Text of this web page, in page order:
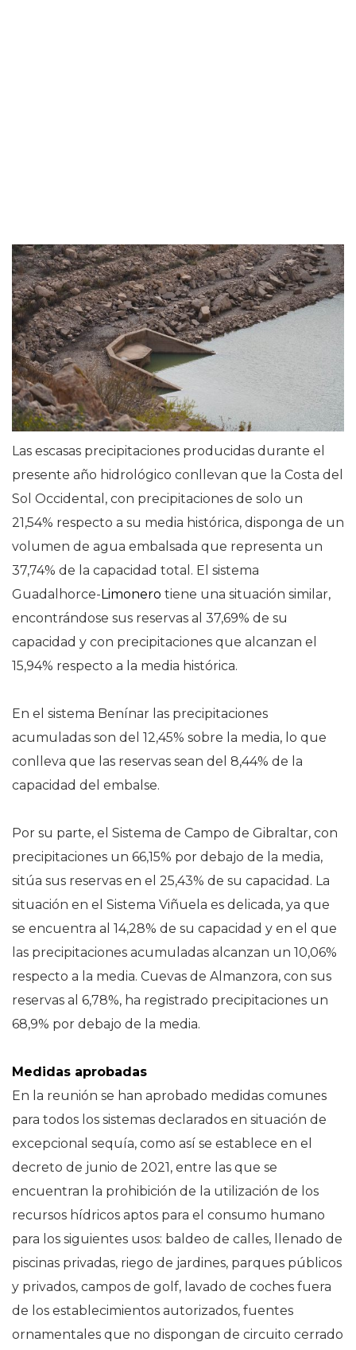
Las escasas precipitaciones producidas durante el
presente año hidrológico conllevan que la Costa del
Sol Occidental, con precipitaciones de solo un
21,54% respecto a su media histórica, disponga de un
volumen de agua embalsada que representa un
37,74% de la capacidad total. El sistema
Guadalhorce- Limonero tiene una situación similar,
encontrándose sus reservas al 37,69% de su
capacidad y con precipitaciones que alcanzan el
15,94% respecto a la media histórica.
En el sistema Benínar las precipitaciones
acumuladas son del 12,45% sobre la media, lo que
conlleva que las reservas sean del 8,44% de la
capacidad del embalse.
Por su parte, el Sistema de Campo de Gibraltar, con
precipitaciones un 66,15% por debajo de la media,
sitúa sus reservas en el 25,43% de su capacidad. La
situación en el Sistema Viñuela es delicada, ya que
se encuentra al 14,28% de su capacidad y en el que
las precipitaciones acumuladas alcanzan un 10,06%
respecto a la media. Cuevas de Almanzora, con sus
reservas al 6,78%, ha registrado precipitaciones un
68,9% por debajo de la media.
Medidas aprobadas
En la reunión se han aprobado medidas comunes
para todos los sistemas declarados en situación de
excepcional sequía, como así se establece en el
decreto de junio de 2021, entre las que se
encuentran la prohibición de la utilización de los
recursos hídricos aptos para el consumo humano
para los siguientes usos: baldeo de calles, llenado de
piscinas privadas, riego de jardines, parques públicos
y privados, campos de golf, lavado de coches fuera
de los establecimientos autorizados, fuentes
ornamentales que no dispongan de circuito cerrado